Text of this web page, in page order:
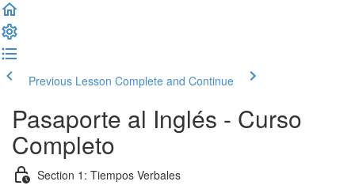
Previous Lesson Complete and Continue
Pasaporte al Inglés - Curso
Completo
Section 1: Tiempos Verbales